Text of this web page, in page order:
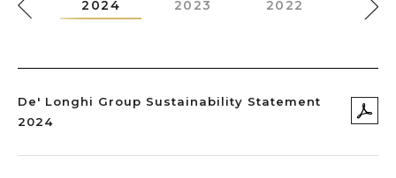
2024 2023 2022 2021
De' Longhi Group Sustainability Statement
2024